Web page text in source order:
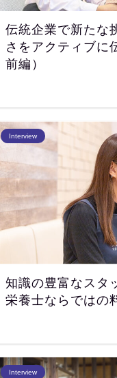
伝統企業で新たな
さをアクティブに
前編）
Interview
知識の豊富なスタ
栄養士ならではの
Interview